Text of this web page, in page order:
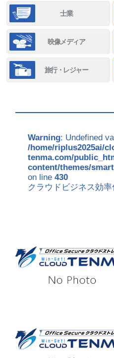
士業
映像メディア
旅行・レジャー
Warning: Undefined
/home/riplus2025ai/
tenma.com/
content/themes/
on line430
クラウドビジネス効率